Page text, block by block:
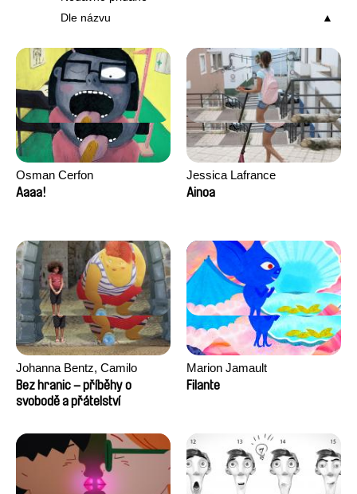
Dle názvu
Osman Cerfon
Aaaa!
Jessica Lafrance
Ainoa
Johanna Bentz, Camilo
Colmenares, Sandra Dajani,
Madeleine Dallmeyer, Nazgol
Khaled Nawal, Nada Riyad
Bez hranic – příběhy o
svobodě a přátelství
Marion Jamault
Filante